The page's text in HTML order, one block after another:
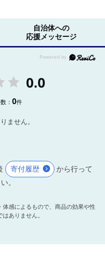
自治体への
応援メッセージ
0.0
：0件
ません。
寄付履歴
から行って
。
感によるもので、商品の効果や性
ありません。